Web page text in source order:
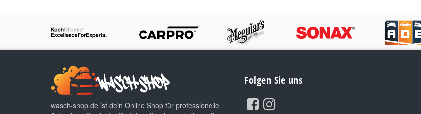
wasch-shop.de ist dein Online Shop für professionelle
Folgen Sie uns